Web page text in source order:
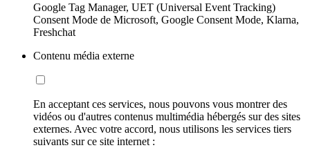
Google Tag Manager, UET (Universal Event Tracking)
Consent Mode de Microsoft, Google Consent Mode, Klarna,
Freshchat
Contenu média externe
En acceptant ces services, nous pouvons vous montrer des
vidéos ou d'autres contenus multimédia hébergés sur des sites
externes. Avec votre accord, nous utilisons les services tiers
suivants sur ce site internet :